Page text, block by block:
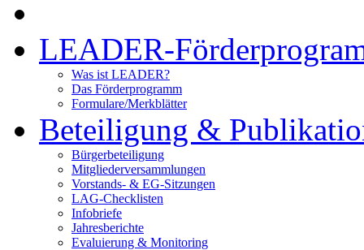
LEADER-
Was ist LEADER?
Das Förderprogramm
Formulare/Merkblätter
Beteiligung &
Bürgerbeteiligung
Mitgliederversammlungen
Vorstands- & EG-Sitzungen
LAG-Checklisten
Infobriefe
Jahresberichte
Evaluierung & Monitoring